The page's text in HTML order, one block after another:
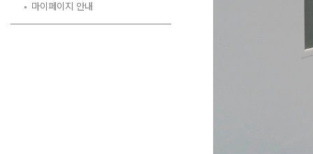
마이페이지 안내